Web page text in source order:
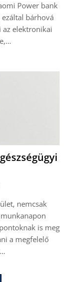
Power bank
bárhová
elektronikai
nemcsak
is meg
a megfelelő